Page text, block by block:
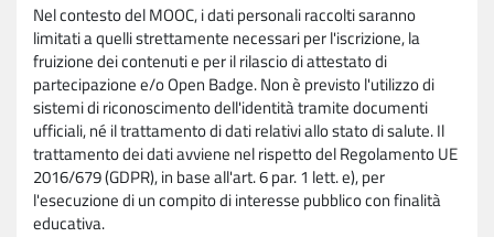
Nel contesto del MOOC, i dati personali raccolti saranno
limitati a quelli strettamente necessari per l'iscrizione, la
fruizione dei contenuti e per il rilascio di attestato di
partecipazione e/o Open Badge. Non è previsto l'utilizzo di
sistemi di riconoscimento dell'identità tramite documenti
ufficiali, né il trattamento di dati relativi allo stato di salute. Il
trattamento dei dati avviene nel rispetto del Regolamento UE
2016/679 (GDPR), in base all'art. 6 par. 1 lett. e), per
l'esecuzione di un compito di interesse pubblico con finalità
educativa.